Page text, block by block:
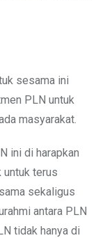
sesama ini
PLN untuk
masyarakat.
ini di harapkan
untuk terus
sekaligus
antara PLN
tidak hanya di